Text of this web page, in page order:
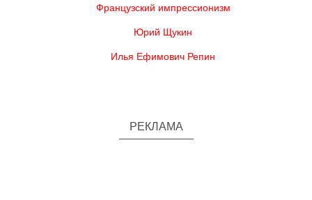
Французский импрессионизм
Юрий Щукин
Илья Ефимович Репин
РЕКЛАМА